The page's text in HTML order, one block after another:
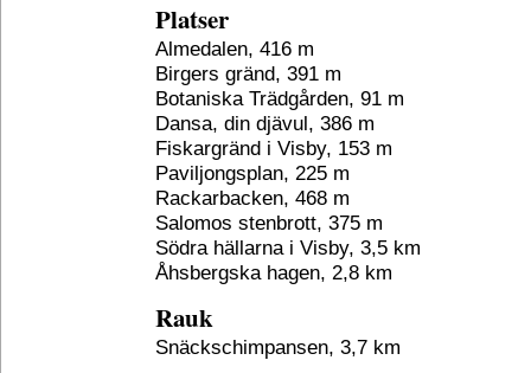
Platser
Almedalen, 416 m
Birgers gränd, 391 m
Botaniska Trädgården, 91 m
Dansa, din djävul, 386 m
Fiskargränd i Visby, 153 m
Paviljongsplan, 225 m
Rackarbacken, 468 m
Salomos stenbrott, 375 m
Södra hällarna i Visby, 3,5 km
Åhsbergska hagen, 2,8 km
Rauk
Snäckschimpansen, 3,7 km